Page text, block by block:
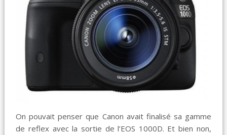
On pouvait penser que Canon avait finalisé sa gamme
de reflex avec la sortie de l’EOS 1000D. Et bien non,